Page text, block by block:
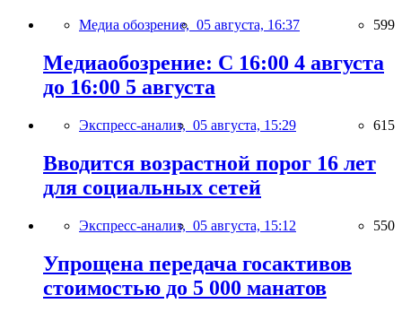
Медиа обозрение, 05 августа, 16:37 599
Медиаобозрение: С 16:00 4 августа
до 16:00 5 августа
Экспресс-анализ, 05 августа, 15:29 615
Вводится возрастной порог 16 лет
для социальных сетей
Экспресс-анализ, 05 августа, 15:12 550
Упрощена передача госактивов
стоимостью до 5 000 манатов